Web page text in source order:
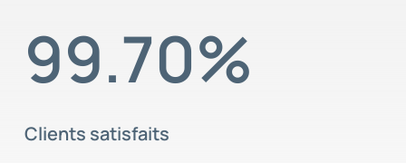
99.70%
Clients satisfaits